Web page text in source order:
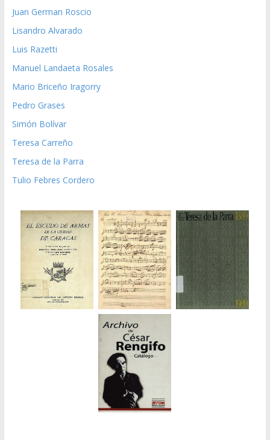
Juan German Roscio
Lisandro Alvarado
Luis Razetti
Manuel Landaeta Rosales
Mario Briceño Iragorry
Pedro Grases
Simón Bolívar
Teresa Carreño
Teresa de la Parra
Tulio Febres Cordero